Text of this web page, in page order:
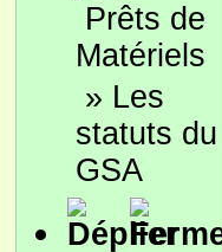
Prêts de
Matériels
» Les
statuts du
GSA